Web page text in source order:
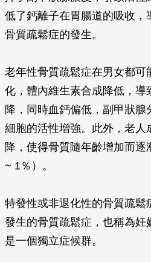
低了鈣離子在胃腸道的吸收，
骨質疏鬆症的發生。
老年性骨質疏鬆症在男女都可
化，體內維生素合成降低，導
降，同時血鈣偏低，副甲狀
細胞的活性增強。此外，老人
降，使得骨質隨年齡增加而
~ 1％）。
特發性或非退化性的骨質疏鬆
發生的骨質疏鬆症，也稱為妊
是一個獨立症候群。